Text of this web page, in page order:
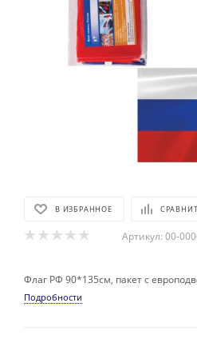
В ИЗБРАННОЕ
Артикул: 00-
Флаг РФ 90*135см, пакет с
Подробности